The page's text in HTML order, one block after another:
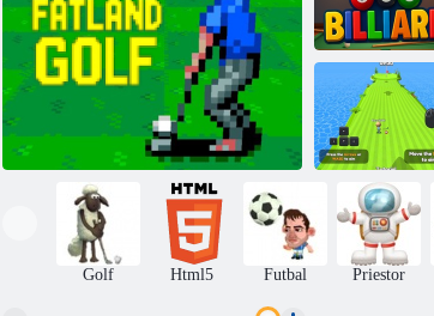
Biliard
Golfová mánia
Golf Html5 Futbal Priestor